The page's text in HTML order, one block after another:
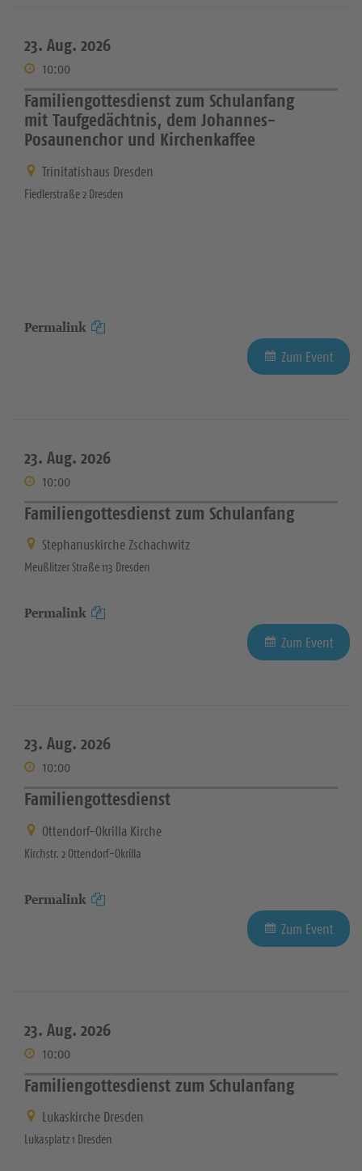
23. Aug. 2026
10:00
Familiengottesdienst zum Schulanfang
mit Taufgedächtnis, dem Johannes-
Posaunenchor und Kirchenkaffee
Trinitatishaus Dresden
Fiedlerstraße 2 Dresden
Permalink
Zum Event
23. Aug. 2026
10:00
Familiengottesdienst zum Schulanfang
Stephanuskirche Zschachwitz
Meußlitzer Straße 113 Dresden
Permalink
Zum Event
23. Aug. 2026
10:00
Familiengottesdienst
Ottendorf-Okrilla Kirche
Kirchstr. 2 Ottendorf-Okrilla
Permalink
Zum Event
23. Aug. 2026
10:00
Familiengottesdienst zum Schulanfang
Lukaskirche Dresden
Lukasplatz 1 Dresden